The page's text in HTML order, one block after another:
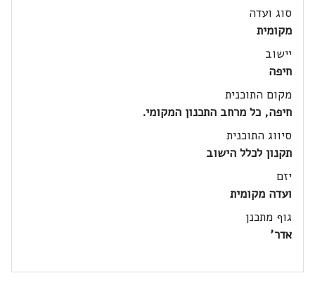
סוג ועדה
מקומית
יישוב
חיפה
מקום התוכנית
חיפה, כל מרחב התכנון המקומי.
סיווג התוכנית
תקנון לכלל הישוב
יזם
ועדה מקומית
גוף מתכנן
אדר'